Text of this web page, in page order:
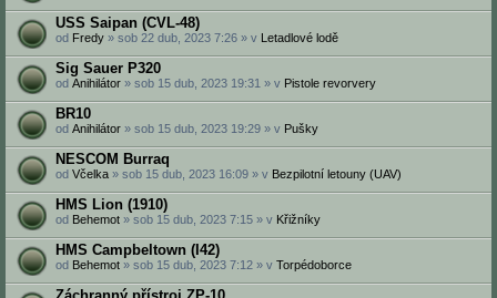
USS Saipan (CVL-48)
od Fredy » sob 22 dub, 2023 7:26 » v Letadlové lodě
Sig Sauer P320
od Anihilátor » sob 15 dub, 2023 19:31 » v Pistole revorvery
BR10
od Anihilátor » sob 15 dub, 2023 19:29 » v Pušky
NESCOM Burraq
od Včelka » sob 15 dub, 2023 16:09 » v Bezpilotní letouny (UAV)
HMS Lion (1910)
od Behemot » sob 15 dub, 2023 7:15 » v Křižníky
HMS Campbeltown (I42)
od Behemot » sob 15 dub, 2023 7:12 » v Torpédoborce
Záchranný přístroj ZP-10